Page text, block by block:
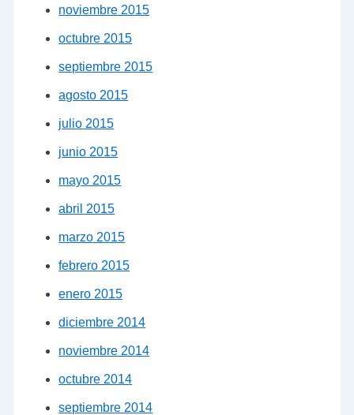
noviembre 2015
octubre 2015
septiembre 2015
agosto 2015
julio 2015
junio 2015
mayo 2015
abril 2015
marzo 2015
febrero 2015
enero 2015
diciembre 2014
noviembre 2014
octubre 2014
septiembre 2014